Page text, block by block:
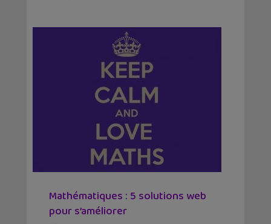
Mathématiques : 5 solutions web
pour s’améliorer